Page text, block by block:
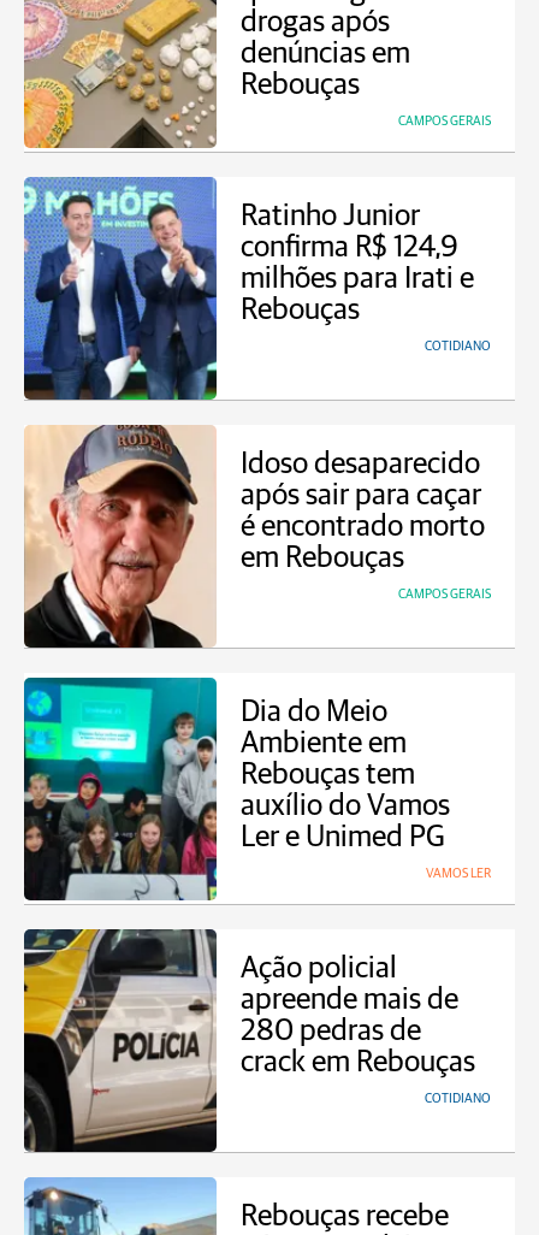
drogas após
denúncias em
Rebouças
CAMPOS GERAIS
Ratinho Junior
confirma R$ 124,9
milhões para Irati e
Rebouças
COTIDIANO
Idoso desaparecido
após sair para caçar
é encontrado morto
em Rebouças
CAMPOS GERAIS
Dia do Meio
Ambiente em
Rebouças tem
auxílio do Vamos
Ler e Unimed PG
VAMOS LER
Ação policial
apreende mais de
280 pedras de
crack em Rebouças
COTIDIANO
Rebouças recebe